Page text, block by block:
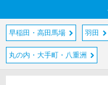
早稲田・高田馬場 羽田
丸の内・大手町・八重洲